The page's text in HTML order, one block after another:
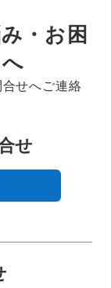
・お困
せへご連絡
せ